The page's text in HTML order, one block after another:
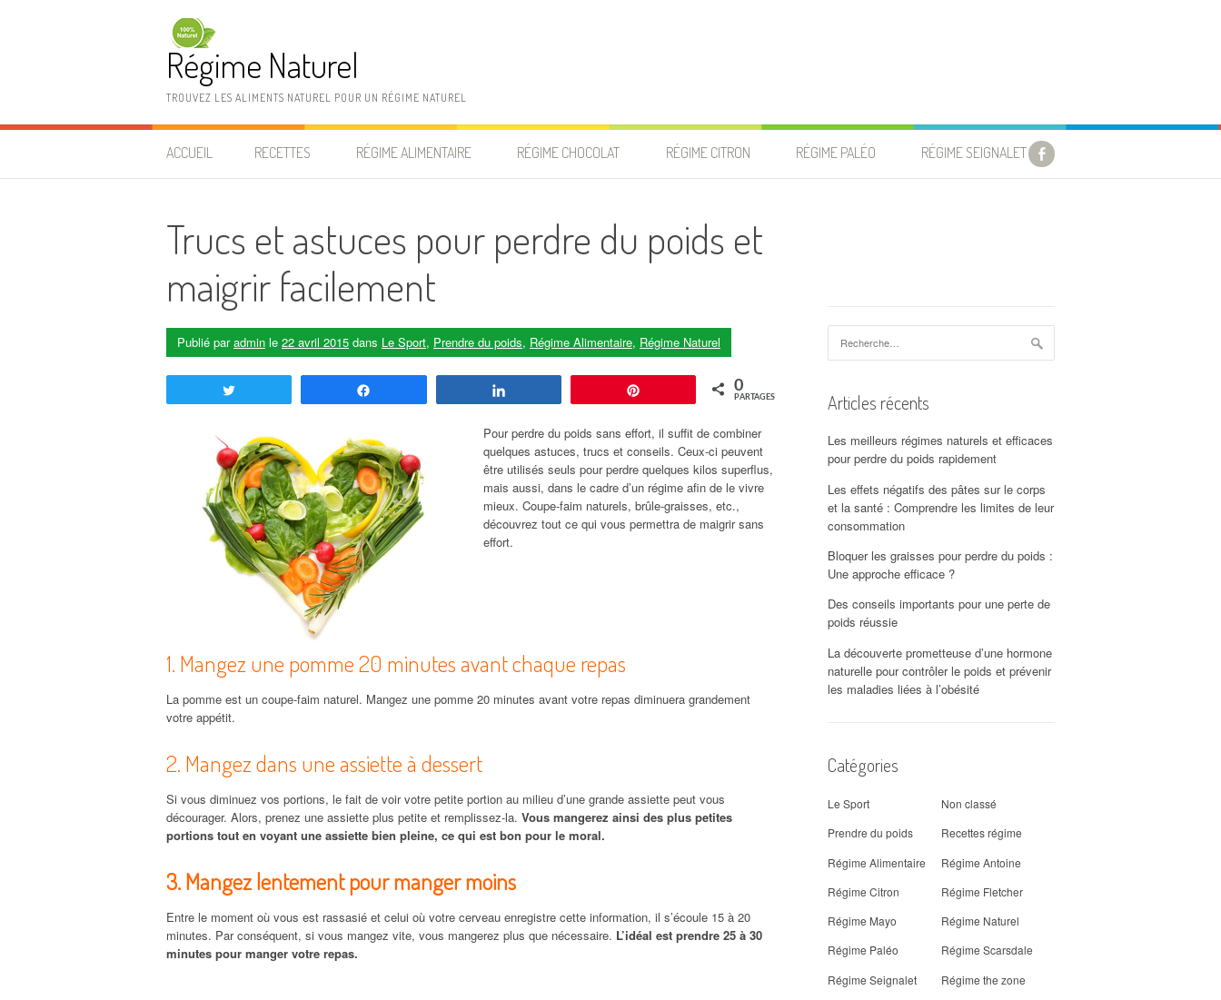
Régime Naturel
TROUVEZ LES ALIMENTS NATUREL POUR UN RÉGIME NATUREL
ACCUEIL RECETTES RÉGIME ALIMENTAIRE RÉGIME CHOCOLAT RÉGIME CITRON RÉGIME PALÉO RÉGIME SEIGNALET
Trucs et astuces pour perdre du poids et
maigrir facilement
Publié paradmin le 22 avril 2015 dans Le Sport, Prendre du poids, Régime Alimentaire, Régime Naturel
0
PARTAGES
Pour perdre du poids sans effort, il suffit de combiner
quelques astuces, trucs et conseils. Ceux-ci peuvent
être utilisés seuls pour perdre quelques kilos superflus,
mais aussi, dans le cadre d’un régime afin de le vivre
mieux. Coupe-faim naturels, brûle-graisses, etc.,
découvrez tout ce qui vous permettra de maigrir sans
effort.
1. Mangez une pomme 20 minutes avant chaque repas
La pomme est un coupe-faim naturel. Mangez une pomme 20 minutes avant votre repas diminuera grandement
votre appétit.
2. Mangez dans une assiette à dessert
Si vous diminuez vos portions, le fait de voir votre petite portion au milieu d’une grande assiette peut vous
décourager. Alors, prenez une assiette plus petite et remplissez-la. Vous mangerez ainsi des plus petites
portions tout en voyant une assiette bien pleine, ce qui est bon pour le moral.
3. Mangez lentement pour manger moins
Entre le moment où vous est rassasié et celui où votre cerveau enregistre cette information, il s’écoule 15 à 20
minutes. Par conséquent, si vous mangez vite, vous mangerez plus que nécessaire. L’idéal est prendre 25 à 30
minutes pour manger votre repas.
Articles récents
Les meilleurs régimes naturels et efficaces
pour perdre du poids rapidement
Les effets négatifs des pâtes sur le corps
et la santé : Comprendre les limites de leur
consommation
Bloquer les graisses pour perdre du poids :
Une approche efficace ?
Des conseils importants pour une perte de
poids réussie
La découverte prometteuse d’une hormone
naturelle pour contrôler le poids et prévenir
les maladies liées à l’obésité
Catégories
Le Sport
Non classé
Prendre du poids
Recettes régime
Régime Alimentaire
Régime Antoine
Régime Citron
Régime Fletcher
Régime Mayo
Régime Naturel
Régime Paléo
Régime Scarsdale
Régime Seignalet
Régime the zone